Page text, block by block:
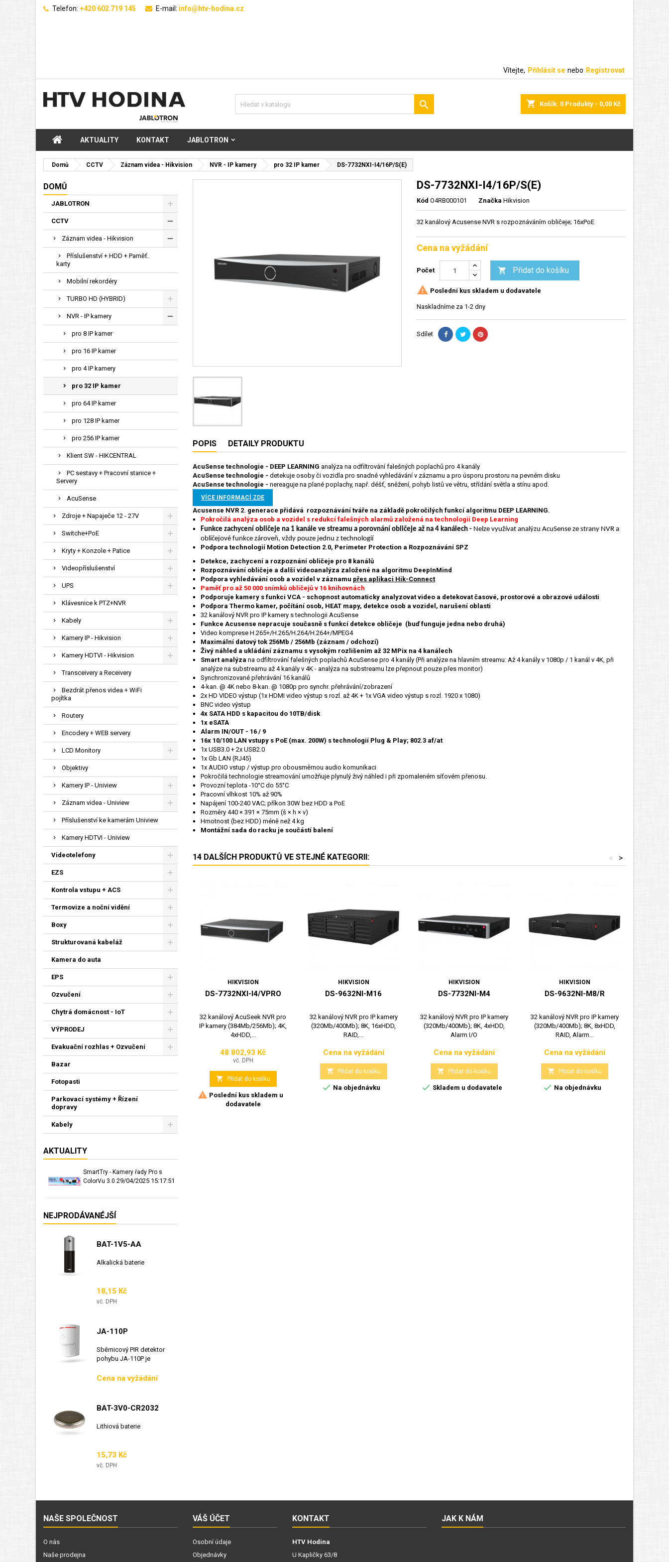
Telefon: +420 602 719 145 E-mail: info@htv-hodina.cz
Vítejte, Přihlásit se nebo Registrovat
shopping_cart Košík: 0 Produkty - 0,00 Kč

AKTUALITY KONTAKT JABLOTRON
Domů CCTV Záznam videa - Hikvision NVR - IP kamery pro 32 IP kamer DS-7732NXI-I4/16P/S(E)
DOMŮ
JABLOTRON
CCTV
Záznam videa - Hikvision
Příslušenství + HDD + Paměť.
karty
Mobilní rekordéry
TURBO HD (HYBRID)
NVR - IP kamery
pro 8 IP kamer
pro 16 IP kamer
pro 4 IP kamery
pro 32 IP kamer
pro 64 IP kamer
pro 128 IP kamer
pro 256 IP kamer
Klient SW - HIKCENTRAL
PC sestavy + Pracovní stanice +
Servery
AcuSense
Zdroje + Napaječe 12 - 27V
Switche+PoE
Kryty + Konzole + Patice
Videopříslušenství
UPS
Klávesnice k PTZ+NVR
Kabely
Kamery IP - Hikvision
Kamery HDTVI - Hikvision
Transceivery a Receivery
Bezdrát.přenos videa + WiFi
pojítka
Routery
Encodery + WEB servery
LCD Monitory
Objektivy
Kamery IP - Uniview
Záznam videa - Uniview
Příslušenství ke kamerám Uniview
Kamery HDTVI - Uniview
Videotelefony
EZS
Kontrola vstupu + ACS
Termovize a noční vidění
Boxy
Strukturovaná kabeláž
Kamera do auta
EPS
Ozvučení
Chytrá domácnost - IoT
VÝPRODEJ
Evakuační rozhlas + Ozvučení
Bazar
Fotopasti
Parkovací systémy + Řízení
dopravy
Kabely
AKTUALITY
SmartTry - Kamery řady Pro s
ColorVu 3.0 29/04/2025 15:17:51
NEJPRODÁVANÉJŠÍ
BAT-1V5-AA
Alkalická baterie
Cena
18,15 Kč
vč. DPH
JA-110P
Sběrnicový PIR detektor
pohybu JA-110P je
Cena
Cena na vyžádání
BAT-3V0-CR2032
Lithiová baterie
Cena
15,73 Kč
vč. DPH
DS-7732NXI-I4/16P/S(E)
Kód O4RB000101 Značka Hikvision
32 kanálový Acusense NVR s rozpoznáváním obličeje; 16xPoE
Cena na vyžádání
Počet  Přidat do košíku
 Poslední kus skladem u dodavatele
Naskladníme za 1-2 dny
Sdílet
POPIS DETAILY PRODUKTU
AcuSense technologie - DEEP LEARNING analýza na odfiltrování falešných poplachů pro 4 kanály
AcuSense technologie - detekuje osoby či vozidla pro snadné vyhledávání v záznamu a pro úsporu prostoru na pevném disku
AcuSense technologie - nereaguje na plané poplachy, např. déšť, sněžení, pohyb listů ve větru, střídání světla a stínu apod.
VÍCE INFORMACÍ ZDE
Acusense NVR 2. generace přidává rozpoznávání tváře na základě pokročilých funkcí algoritmu DEEP LEARNING.
Pokročilá analýza osob a vozidel s redukcí falešných alarmů založená na technologii Deep Learning
Funkce zachycení obličeje na 1 kanále ve streamu a porovnání obličeje až na 4 kanálech - Nelze využívat analýzu AcuSense ze strany NVR a
obličejové funkce zároveň, vždy pouze jednu z technologií
Podpora technologií Motion Detection 2.0, Perimeter Protection a Rozpoznávání SPZ
Detekce, zachycení a rozpoznání obličeje pro 8 kanálů
Rozpoznávání obličeje a další videoanalýza založené na algoritmu DeepInMind
Podpora vyhledávání osob a vozidel v záznamu přes aplikaci Hik-Connect
Paměť pro až 50 000 snímků obličejů v 16 knihovnách
Podporuje kamery s funkci VCA - schopnost automaticky analyzovat video a detekovat časové, prostorové a obrazové události
Podpora Thermo kamer, počítání osob, HEAT mapy, detekce osob a vozidel, narušení oblasti
32 kanálový NVR pro IP kamery s technologii AcuSense
Funkce Acusense nepracuje současně s funkcí detekce obličeje (buď funguje jedna nebo druhá)
Video komprese H.265+/H.265/H.264/H.264+/MPEG4
Maximální datový tok 256Mb / 256Mb (záznam / odchozí)
Živý náhled a ukládání záznamu s vysokým rozlišením až 32 MPix na 4 kanálech
Smart analýza na odfiltrování falešných poplachů AcuSense pro 4 kanály (Při analýze na hlavním streamu: Až 4 kanály v 1080p / 1 kanál v 4K, při
analýze na substreamu až 4 kanály v 4K - analýza na substreamu lze přepnout pouze přes monitor)
Synchronizované přehrávání 16 kanálů
4-kan. @ 4K nebo 8-kan. @ 1080p pro synchr. přehrávání/zobrazení
2x HD VIDEO výstup (1x HDMI video výstup s rozl. až 4K + 1x VGA video výstup s rozl. 1920 x 1080)
BNC video výstup
4x SATA HDD s kapacitou do 10TB/disk
1x eSATA
Alarm IN/OUT - 16 / 9
16x 10/100 LAN vstupy s PoE (max. 200W) s technologií Plug & Play; 802.3 af/at
1x USB3.0 + 2x USB2.0
1x Gb LAN (RJ45)
1x AUDIO vstup / výstup pro obousměrnou audio komunikaci
Pokročilá technologie streamování umožňuje plynulý živý náhled i při zpomaleném síťovém přenosu.
Provozní teplota -10°C do 55°C
Pracovní vlhkost 10% až 90%
Napájení 100-240 VAC; příkon 30W bez HDD a PoE
Rozměry 440 × 391 × 75mm (š × h × v)
Hmotnost (bez HDD) méně než 4 kg
Montážní sada do racku je součástí balení
14 DALŠÍCH PRODUKTŮ VE STEJNÉ KATEGORII: >
<
HIKVISION
DS-7732NXI-I4/VPRO
32 kanálový AcuSeek NVR pro
IP kamery (384Mb/256Mb); 4K,
4xHDD,...
Cena
48 802,93 Kč
vč. DPH
 Přidat do košíku
 Poslední kus skladem u
dodavatele
HIKVISION
DS-9632NI-M16
32 kanálový NVR pro IP kamery
(320Mb/400Mb); 8K, 16xHDD,
RAID,...
Cena
Cena na vyžádání
 Přidat do košíku
 Na objednávku
HIKVISION
DS-7732NI-M4
32 kanálový NVR pro IP kamery
(320Mb/400Mb); 8K, 4xHDD,
Alarm I/O
Cena
Cena na vyžádání
 Přidat do košíku
 Skladem u dodavatele
HIKVISION
DS-9632NI-M8/R
32 kanálový NVR pro IP kamery
(320Mb/400Mb); 8K, 8xHDD,
RAID, Alarm...
Cena
Cena na vyžádání
 Přidat do košíku
 Na objednávku
NAŠE SPOLEČNOST
O nás
Naše prodejna
VÁŠ ÚČET
Osobní údaje
Objednávky
KONTAKT
HTV Hodina
U Kapličky 63/8
JAK K NÁM